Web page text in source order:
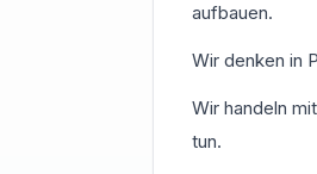
aufbauen.
Wir denken in
Wir handeln
tun.